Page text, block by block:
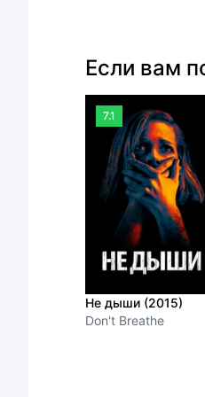
Если вам
7.1
Не дыши (2015)
Don't Breathe